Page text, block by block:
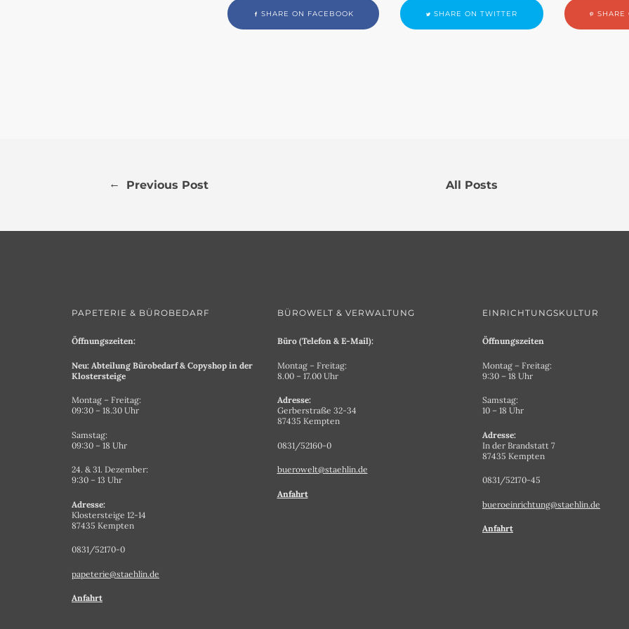
SHARE ON FACEBOOK SHARE ON TWITTER SHARE
← Previous Post All Posts
PAPETERIE & BÜROBEDARF
Öffnungszeiten:
Neu: Abteilung Bürobedarf & Copyshop in der
Klostersteige
Montag – Freitag:
09:30 – 18.30 Uhr
Samstag:
09:30 – 18 Uhr
24. & 31. Dezember:
9:30 – 13 Uhr
Adresse:
Klostersteige 12-14
87435 Kempten
0831/52170-0
papeterie@staehlin.de
Anfahrt
BÜROWELT & VERWALTUNG
Büro (Telefon & E-Mail):
Montag – Freitag:
8.00 – 17.00 Uhr
Adresse:
Gerberstraße 32-34
87435 Kempten
0831/52160-0
buerowelt@staehlin.de
Anfahrt
EINRICHTUNGSKULTUR
Öffnungszeiten
Montag – Freitag:
9:30 – 18 Uhr
Samstag:
10 – 18 Uhr
Adresse:
In der Brandstatt 7
87435 Kempten
0831/52170-45
bueroeinrichtung@staehlin.de
Anfahrt